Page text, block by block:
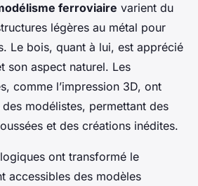
ferroviaire varient du
légères au métal pour
Le bois, quant à lui, est apprécié
son aspect naturel. Les
comme l’impression 3D, ont
modélistes, permettant des
et des créations inédites.
ont transformé le
accessibles des modèles